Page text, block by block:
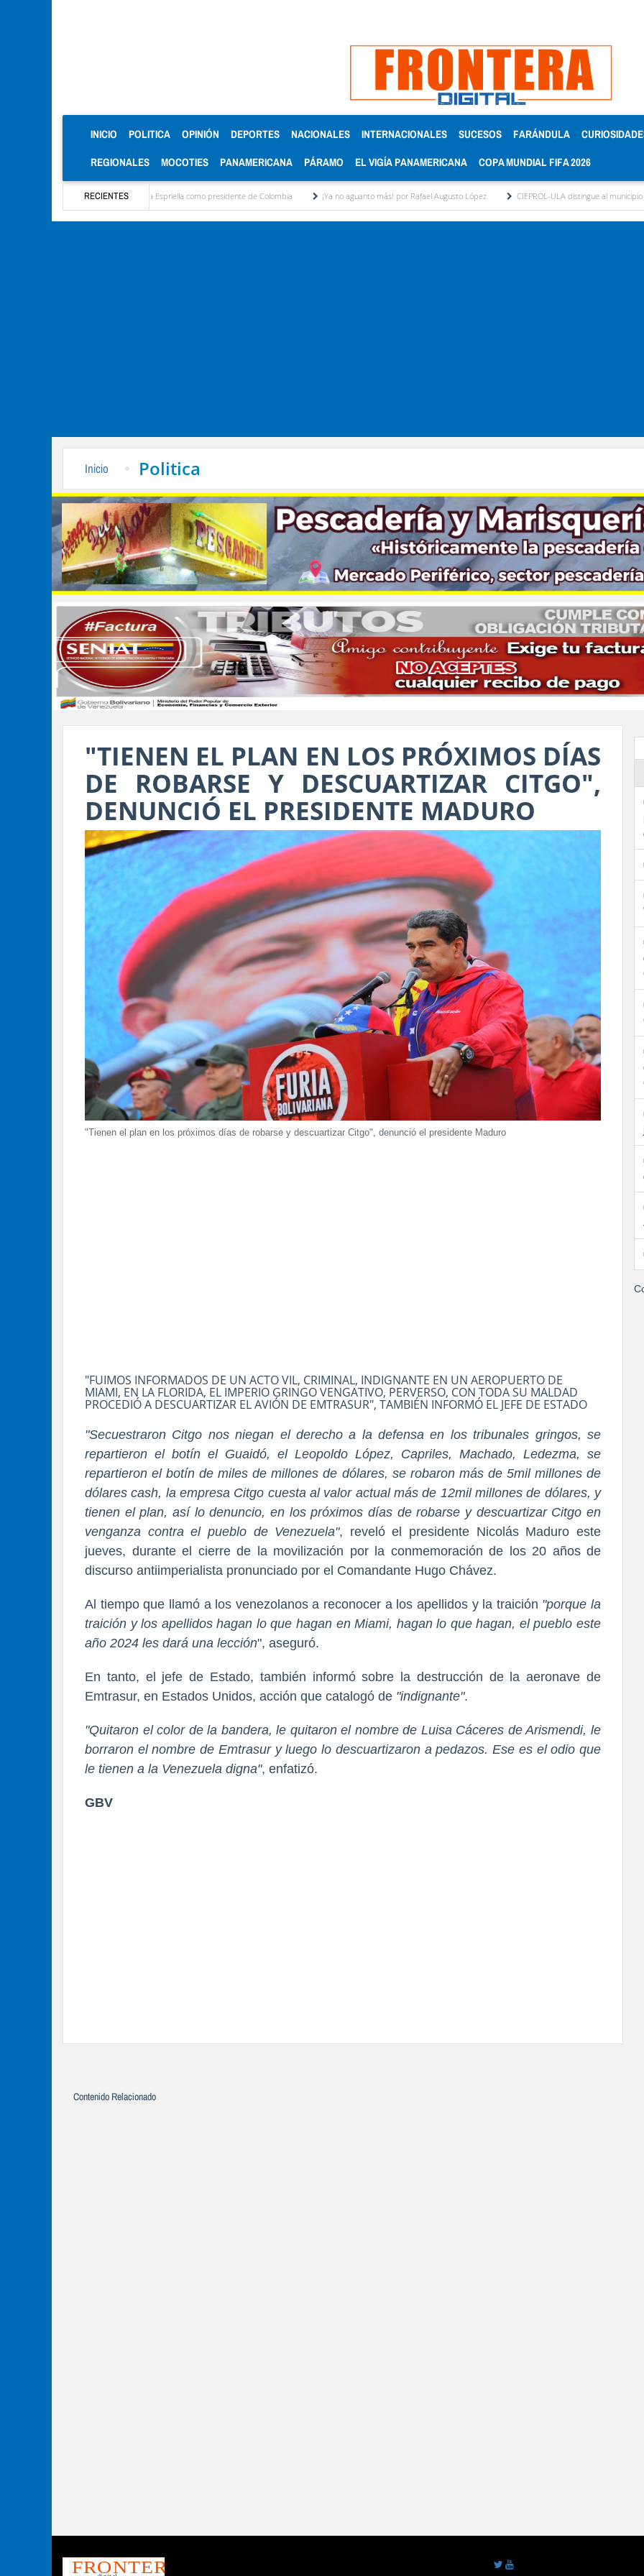
INICIO (CURRENT)
POLITICA OPINIÓN DEPORTES NACIONALES INTERNACIONALES SUCESOS FARÁNDULA
REGIONALES MOCOTIES PANAMERICANA PÁRAMO EL VIGÍA PANAMERICANA COPA MUNDIAL FIFA 2026
RECIENTES
primer discurso de De la Espriella como presidente de Colombia ¡Ya no aguanto más! por Rafael Augusto López CIEPROL-ULA distingue al municipio Zea como
Inicio Politica
"TIENEN EL PLAN EN LOS PRÓXIMOS DÍAS
DE ROBARSE Y DESCUARTIZAR CITGO",
DENUNCIÓ EL PRESIDENTE MADURO
"Tienen el plan en los próximos días de robarse y descuartizar Citgo", denunció el presidente Maduro
"FUIMOS INFORMADOS DE UN ACTO VIL, CRIMINAL, INDIGNANTE EN UN AEROPUERTO DE
MIAMI, EN LA FLORIDA, EL IMPERIO GRINGO VENGATIVO, PERVERSO, CON TODA SU MALDAD
PROCEDIÓ A DESCUARTIZAR EL AVIÓN DE EMTRASUR", TAMBIÉN INFORMÓ EL JEFE DE ESTADO
"Secuestraron Citgo nos niegan el derecho a la defensa en los tribunales gringos, se
repartieron el botín el Guaidó, el Leopoldo López, Capriles, Machado, Ledezma, se
repartieron el botín de miles de millones de dólares, se robaron más de 5mil millones de
dólares cash, la empresa Citgo cuesta al valor actual más de 12mil millones de dólares, y
tienen el plan, así lo denuncio, en los próximos días de robarse y descuartizar Citgo en
venganza contra el pueblo de Venezuela", reveló el presidente Nicolás Maduro este
jueves, durante el cierre de la movilización por la conmemoración de los 20 años de
discurso antiimperialista pronunciado por el Comandante Hugo Chávez.
Al tiempo que llamó a los venezolanos a reconocer a los apellidos y la traición "porque la
traición y los apellidos hagan lo que hagan en Miami, hagan lo que hagan, el pueblo este
año 2024 les dará una lección", aseguró.
En tanto, el jefe de Estado, también informó sobre la destrucción de la aeronave de
Emtrasur, en Estados Unidos, acción que catalogó de "indignante".
"Quitaron el color de la bandera, le quitaron el nombre de Luisa Cáceres de Arismendi, le
borraron el nombre de Emtrasur y luego lo descuartizaron a pedazos. Ese es el odio que
le tienen a la Venezuela digna", enfatizó.
GBV
Contenido Relacionado